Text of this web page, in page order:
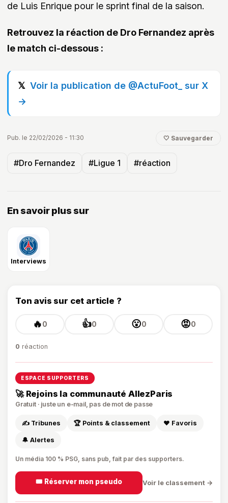
de Luis Enrique pour le sprint final de la saison.
Retrouvez la réaction de Dro Fernandez après
le match ci-dessous :
Voir la publication de @ActuFoot_ sur X
→
Pub. le 22/02/2026 - 11:30 🤍 Sauvegarder
#Dro Fernandez #Ligue 1 #réaction
En savoir plus sur
Interviews
Ton avis sur cet article ?
🔥0 👍0 😮0 😡0
0 réaction
ESPACE SUPPORTERS
🚀 Rejoins la communauté AllezParis
Gratuit · juste un e-mail, pas de mot de passe
✍️ Tribunes 🏆 Points & classement ❤️ Favoris
🔔 Alertes
Un média 100 % PSG, sans pub, fait par des supporters.
🎟️ Réserver mon pseudo Voir le classement →